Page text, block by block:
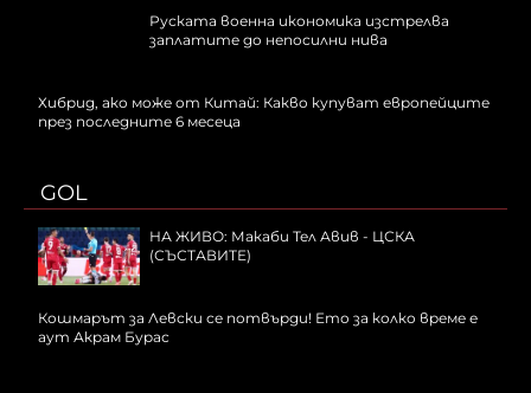
Руската военна икономика изстрелва
заплатите до непосилни нива
Хибрид, ако може от Китай: Какво купуват европейците
през последните 6 месеца
GOL
НА ЖИВО: Макаби Тел Авив - ЦСКА
(СЪСТАВИТЕ)
Кошмарът за Левски се потвърди! Ето за колко време е
аут Акрам Бурас